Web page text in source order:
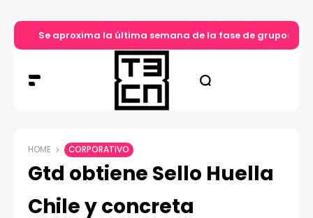
Se aproxima la última semana de la fase de grupos en
HOME CORPORATIVO
Gtd obtiene Sello Huella
Chile y concreta